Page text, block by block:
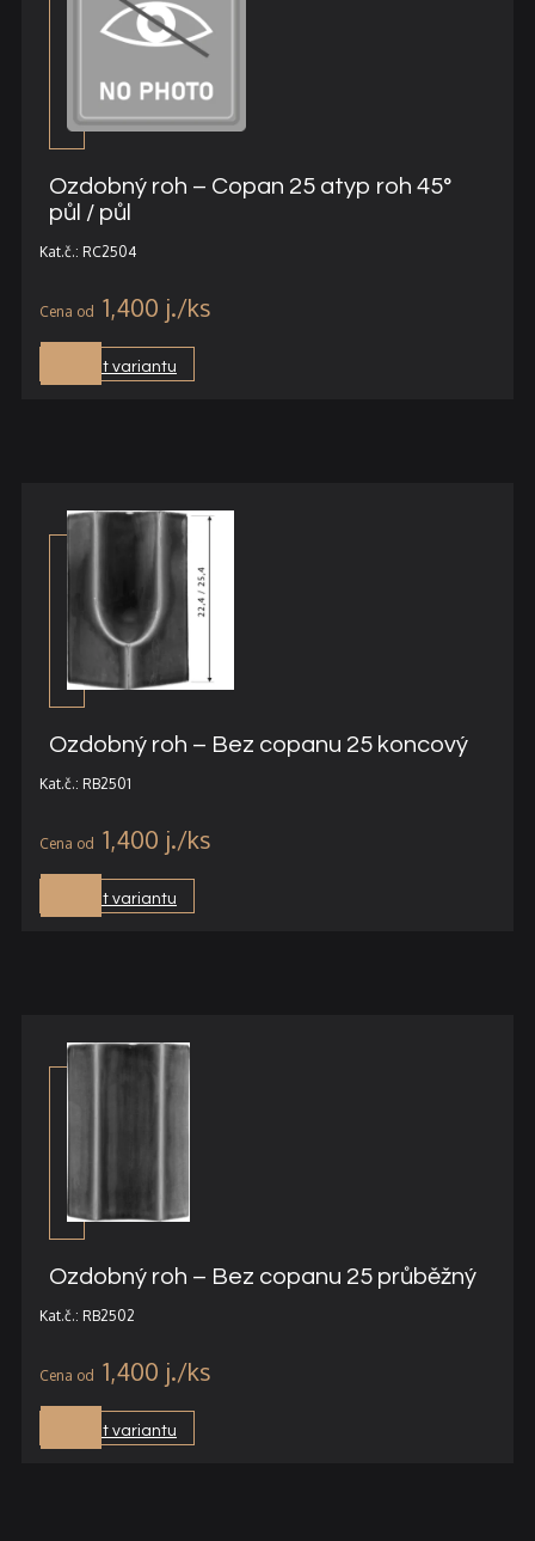
Ozdobný roh – Copan 25 atyp roh 45°
půl / půl
Kat.č.: RC2504
1,400 j.
Vybrat variantu
Ozdobný roh – Bez copanu 25 koncový
Kat.č.: RB2501
1,400 j.
Vybrat variantu
Ozdobný roh – Bez copanu 25 průběžný
Kat.č.: RB2502
1,400 j.
Vybrat variantu